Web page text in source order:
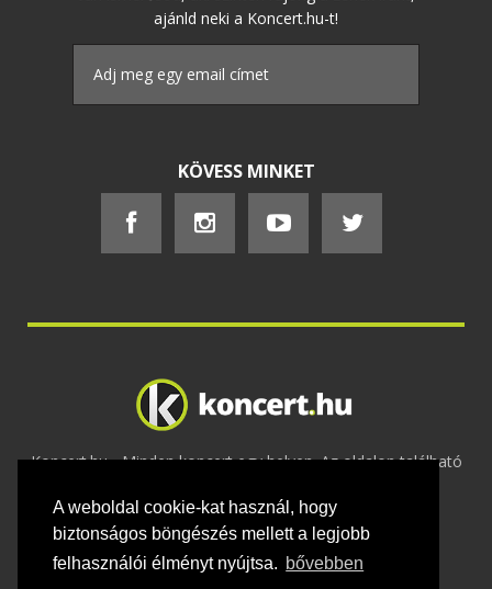
A weboldal cookie-kat használ, hogy
biztonságos böngészés mellett a legjobb
felhasználói élményt nyújtsa. bővebben
ajánld neki a Koncert.hu-t!
KÖVESS MINKET
Koncert.hu - Minden koncert egy helyen. Az oldalon található
2020 Adatvédelem-ÁSZF-Felhasználási
feltételek-Webmaster- Kapcsolat és üzenet küldés